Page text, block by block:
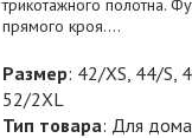
трикотажного полотна.
прямого кроя....
Размер: 42/XS, 44/S,
52/2XL
Тип товара: Для дома